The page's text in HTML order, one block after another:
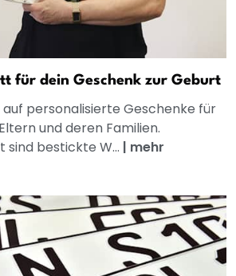
für dein Geschenk zur Geburt
personalisierte Geschenke für
und deren Familien.
sind bestickte W... | mehr